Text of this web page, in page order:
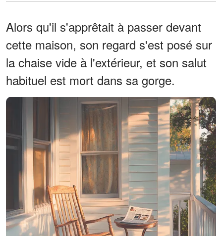
Alors qu'il s'apprêtait à passer devant
cette maison, son regard s'est posé sur
la chaise vide à l'extérieur, et son salut
habituel est mort dans sa gorge.